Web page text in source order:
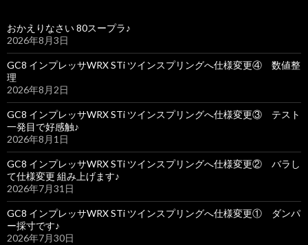
おかえりなさい 80スープラ♪
2026年8月3日
GC8 インプレッサWRX STi ツインスプリングへ仕様変更④ 数値整
理
2026年8月2日
GC8 インプレッサWRX STi ツインスプリングへ仕様変更③ テスト
一発目で好感触♪
2026年8月1日
GC8 インプレッサWRX STi ツインスプリングへ仕様変更② バラし
て仕様変更 組み上げます♪
2026年7月31日
GC8 インプレッサWRX STi ツインスプリングへ仕様変更① ダンパ
ー採寸です♪
2026年7月30日